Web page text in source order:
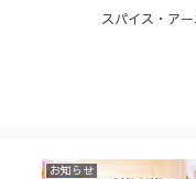
スパイス・ア
お知らせ